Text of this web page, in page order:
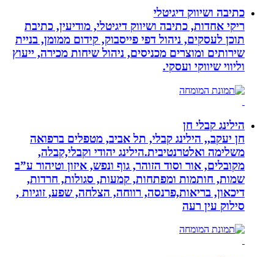
כתיבה ושיווק דיגיטלי
ריקי אחדות, כתיבה ושיווק דיגיטלי, מודיעין, כתיבת
תוכן לעסקים, ניהול דפי פייסבוק, קידום ממומן, בניית
שירותים ומוצרים מכניסים, ניהול שיחות מכירה, ייעוץ
וליווי שיווקי ועסקי.
הילינג קבלי חן
חן יעקב,, הילינג קבלי, תל אביב, מטפלים ברפואה
משלימה ואלטרנטיבית.הילינג יהודי וקבלי,קבלה,
מקובלים, אור וסוד הזוהר, גוף ונפש, איזון וטיהור ע”ב
שמות, חותמות ומפתחות, קמעות, סגולות, חרדות,
דיכאון, בריאות,פרנסה, רווחה, הצלחה, שפע, זוגיות ,
סילוק עין רעה